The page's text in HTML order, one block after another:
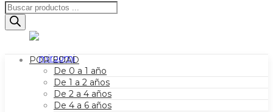
Búsqueda
de
productos
POR EDAD
De 0 a 1 año
De 1 a 2 años
De 2 a 4 años
De 4 a 6 años